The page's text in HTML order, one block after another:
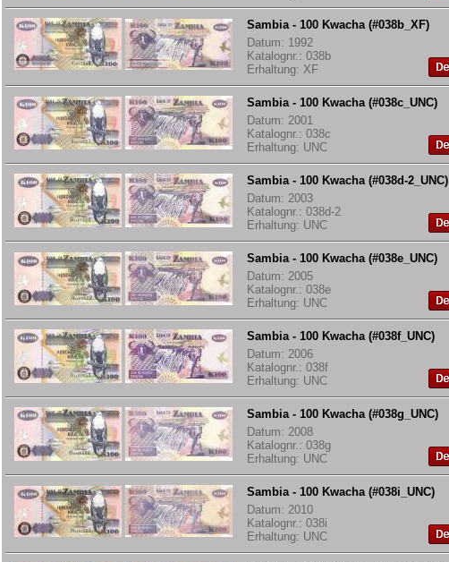
Sambia - 100 Kwacha (#038b_XF)
Datum: 1992
Katalognr.: 038b
Erhaltung: XF
Sambia - 100 Kwacha (#038c_UNC)
Datum: 2001
Katalognr.: 038c
Erhaltung: UNC
Sambia - 100 Kwacha (#038d-2_UNC)
Datum: 2003
Katalognr.: 038d-2
Erhaltung: UNC
Sambia - 100 Kwacha (#038e_UNC)
Datum: 2005
Katalognr.: 038e
Erhaltung: UNC
Sambia - 100 Kwacha (#038f_UNC)
Datum: 2006
Katalognr.: 038f
Erhaltung: UNC
Sambia - 100 Kwacha (#038g_UNC)
Datum: 2008
Katalognr.: 038g
Erhaltung: UNC
Sambia - 100 Kwacha (#038i_UNC)
Datum: 2010
Katalognr.: 038i
Erhaltung: UNC